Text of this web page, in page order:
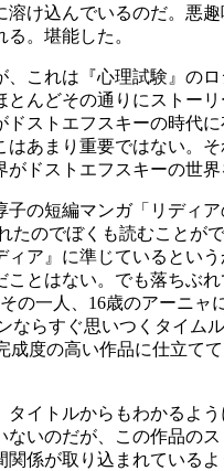
け込んでいるのだ。悪
。堪能した。
、これは『心理試験』の
んどその通りにストーリ
ストエフスキーの時代
あまり重要ではない。
ドストエフスキーの世
の短編マンガ「リディ
たのでぼくも読むことがで
ア』に準じているとい
とはない。でも落ちぶ
一人、16歳のアーニ
ならすぐ思いつくタイ
度の高い作品に仕立て
タイトルからもわかるよ
いのだが、この作品の
係が取り込まれているよ